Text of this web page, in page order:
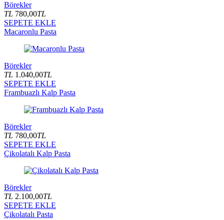
Börekler
TL 780,00TL
SEPETE EKLE
Macaronlu Pasta
Börekler
TL 1.040,00TL
SEPETE EKLE
Frambuazlı Kalp Pasta
Börekler
TL 780,00TL
SEPETE EKLE
Çikolatalı Kalp Pasta
Börekler
TL 2.100,00TL
SEPETE EKLE
Çikolatalı Pasta